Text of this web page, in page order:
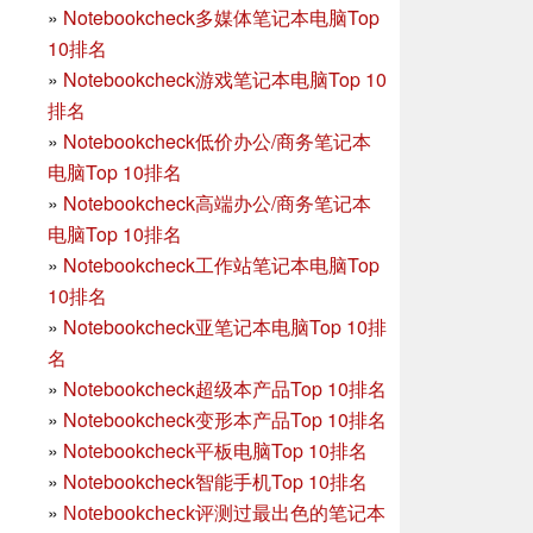
» Notebookcheck多媒体笔记本电脑Top
10排名
» Notebookcheck游戏笔记本电脑Top 10
排名
» Notebookcheck低价办公/商务笔记本
电脑Top 10排名
» Notebookcheck高端办公/商务笔记本
电脑Top 10排名
» Notebookcheck工作站笔记本电脑Top
10排名
» Notebookcheck亚笔记本电脑Top 10排
名
» Notebookcheck超级本产品Top 10排名
» Notebookcheck变形本产品Top 10排名
» Notebookcheck平板电脑Top 10排名
» Notebookcheck智能手机Top 10排名
» Notebookcheck评测过最出色的笔记本